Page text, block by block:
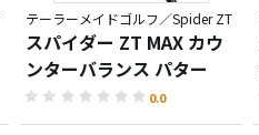
テーラーメイドゴルフ／Spider ZT
スパイダー ZT MAX カウ
ンターバランス パター
0.0